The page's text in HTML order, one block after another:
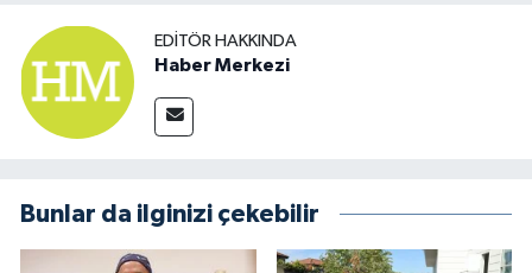
EDITÖR HAKKINDA
Haber Merkezi
Bunlar da ilginizi çekebilir